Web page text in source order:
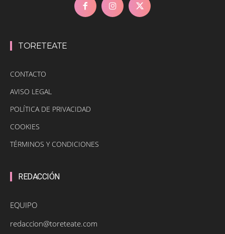
TORETEATE
CONTACTO
AVISO LEGAL
POLÍTICA DE PRIVACIDAD
COOKIES
TÉRMINOS Y CONDICIONES
REDACCIÓN
EQUIPO
redaccion@toreteate.com